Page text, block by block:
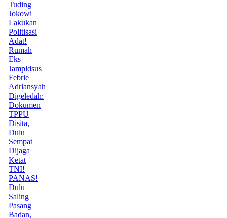
Tuding
Jokowi
Lakukan
Politisasi
Adat!
Rumah
Eks
Jampidsus
Febrie
Adriansyah
Digeledah:
Dokumen
TPPU
Disita,
Dulu
Sempat
Dijaga
Ketat
TNI!
PANAS!
Dulu
Saling
Pasang
Badan,